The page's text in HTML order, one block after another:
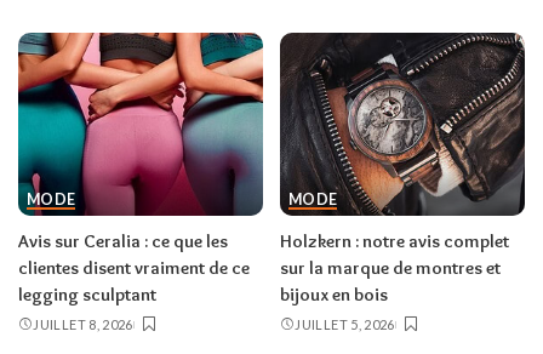
MODE
Avis sur Ceralia : ce que les
clientes disent vraiment de ce
legging sculptant
JUILLET 8, 2026
MODE
Holzkern : notre avis complet
sur la marque de montres et
bijoux en bois
JUILLET 5, 2026